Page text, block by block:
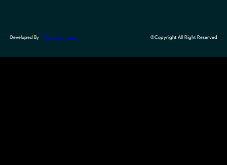
Developed By Themegrove.com ©Copyright All Right Reserved